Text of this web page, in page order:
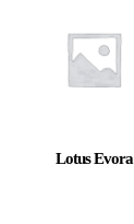
Lotus Evora